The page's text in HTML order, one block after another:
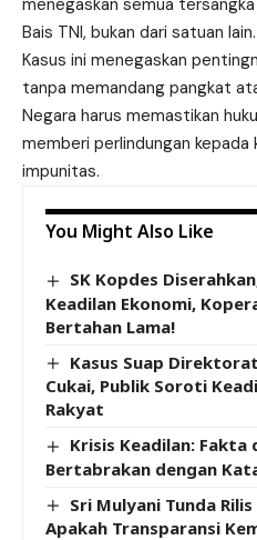
menegaskan semua
Bais TNI, bukan dari satuan lain.
Kasus ini menegaskan
tanpa memandang pangkat
Negara harus memastikan
memberi perlindungan kepada
impunitas.
You Might Also Like
SK Kopdes
Keadilan Ekonomi,
Bertahan Lama!
Kasus Suap
Cukai, Publik Soroti
Rakyat
Krisis Keadilan: Fakta
Bertabrakan dengan
Sri Mulyani Tunda
Apakah Transparansi